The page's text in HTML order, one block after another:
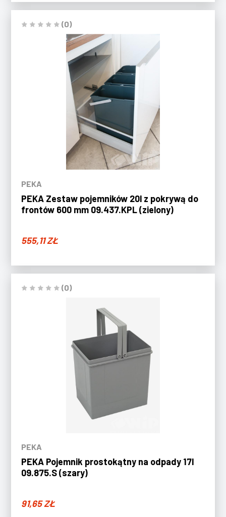
(0)
PEKA
PEKA Zestaw pojemników 20l z pokrywą do
frontów 600 mm 09.437.KPL (zielony)
555,11ZŁ
(0)
PEKA
PEKA Pojemnik prostokątny na odpady 17l
09.875.S (szary)
91,65ZŁ